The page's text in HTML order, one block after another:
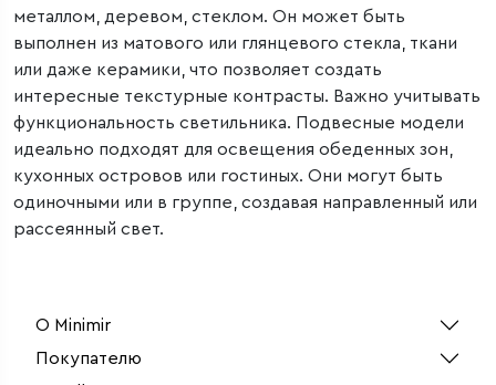
металлом, деревом, стеклом. Он может быть
выполнен из матового или глянцевого стекла, ткани
или даже керамики, что позволяет создать
интересные текстурные контрасты. Важно учитывать
функциональность светильника. Подвесные модели
идеально подходят для освещения обеденных зон,
кухонных островов или гостиных. Они могут быть
одиночными или в группе, создавая направленный или
рассеянный свет.
О Minimir
Покупателю